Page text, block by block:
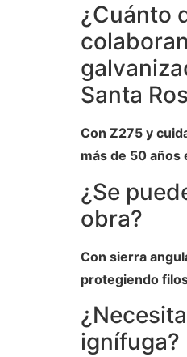
¿Cuánto
Santa
Con Z275 y
más de 50 años
¿Se
obra?
Con sierra
protegiendo
ignífuga?